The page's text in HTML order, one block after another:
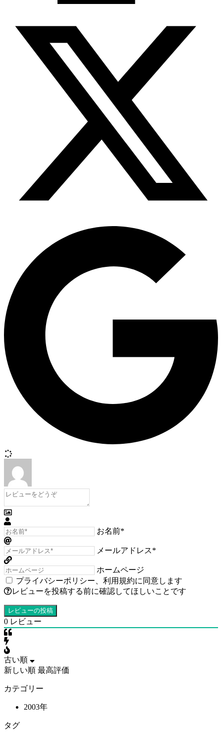
お名前*
メールアドレス*
ホームページ
プライバシーポリシー
利用規約に同意します
レビューを投稿する前に確認してほしいことです
0 レビュー
古い順
新しい順 最高評価
カテゴリー
2003年
タグ